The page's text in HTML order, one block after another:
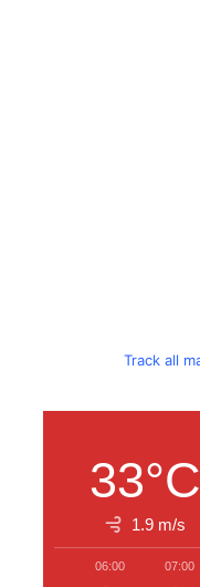
Track all
33°C
1.9 m/s
06:00 07:00